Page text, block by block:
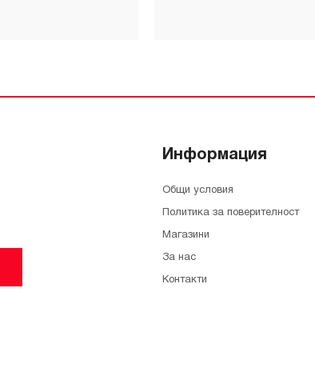
Информация
Общи условия
Политика за поверителност
Магазини
За нас
Контакти